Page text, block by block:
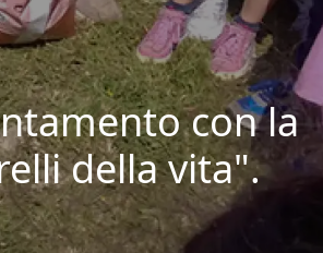
con la
della vita".